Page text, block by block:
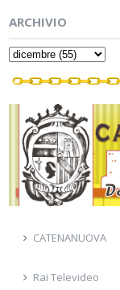
ARCHIVIO
CATENANUOVA
Rai Televideo